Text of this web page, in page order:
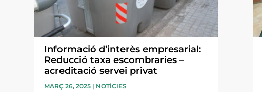
Informació d’interès empresarial:
Reducció taxa escombraries –
acreditació servei privat
MARÇ 26, 2025 | NOTÍCIES